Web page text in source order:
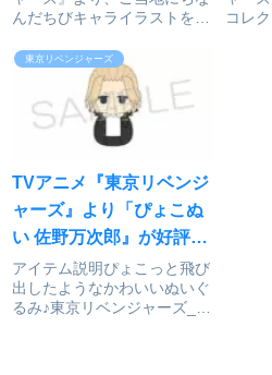
んだちびキャライラストを使
場！東京リベンジャーズ_ご
当地アクリルジオラマ/大阪Ⓒ
和久井健・講談社／アニメ
「東京リベンジャーズ」製作
委員会colleizeで探す
コレ
東京リベンジャーズ
TVアニメ『東京リベンジ
ャーズ』より「ぴょこぬ
い 佐野万次郎』が好評発
売中
アイテム説明ぴょこっと飛び
出したようなかわいいぬいぐ
るみ♪東京リベンジャーズ_ぴ